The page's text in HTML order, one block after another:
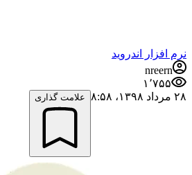
نرم افزار اندروید
nreern
۱٬۷۵۵
۲۸ مرداد ۱۳۹۸،‏ ۸:۵۸
علامت گذاری